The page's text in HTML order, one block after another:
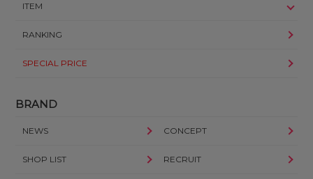
ITEM
RANKING
SPECIAL PRICE
BRAND
NEWS CONCEPT
SHOP LIST RECRUIT